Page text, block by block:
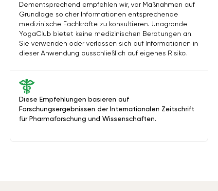
Diese Empfehlungen basieren auf
Forschungsergebnissen der Internationalen Zeitschrift
für Pharmaforschung und Wissenschaften.
Dementsprechend empfehlen wir, vor Maßnahmen auf
Grundlage solcher Informationen entsprechende
medizinische Fachkräfte zu konsultieren. Unagrande
YogaClub bietet keine medizinischen Beratungen an.
Sie verwenden oder verlassen sich auf Informationen in
dieser Anwendung ausschließlich auf eigenes Risiko.